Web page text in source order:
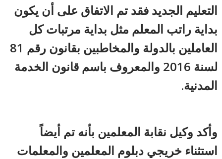
التعليم الجديد فقد تم الاتفاق على أن يكون
بداية راتب المعلم مثل بداية مرتبات كل
العاملين بالدولة والمخاطبين بقانون رقم 81
لسنة 2016 والمعروف باسم قانون الخدمة
المدنية.
وأكد وكيل نقابة المعلمين بأنه تم أيضاً
استثناء خريجي دبلوم المعلمين والمعلمات